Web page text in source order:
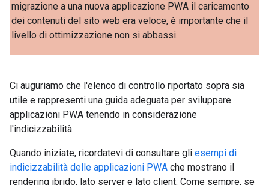
migrazione a una nuova applicazione PWA il caricamento
dei contenuti del sito web era veloce, è importante che il
livello di ottimizzazione non si abbassi.
Ci auguriamo che l'elenco di controllo riportato sopra sia
utile e rappresenti una guida adeguata per sviluppare
applicazioni PWA tenendo in considerazione
l'indicizzabilità.
Quando iniziate, ricordatevi di consultare gli esempi di
indicizzabilità delle applicazioni PWA che mostrano il
rendering ibrido, lato server e lato client. Come sempre, se